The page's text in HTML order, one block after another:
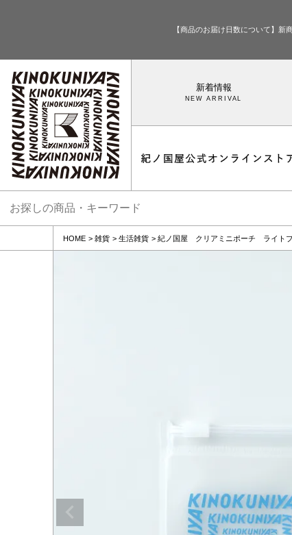
【商品のお届け日数について】新
新着情報
HOME 雑貨 生活雑貨 紀ノ国屋 クリアミニポーチ ライト